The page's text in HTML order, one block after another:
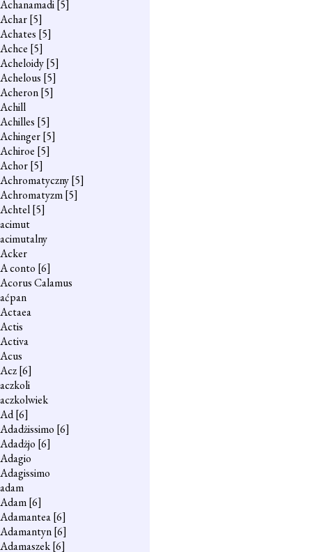
Achanamadi[5]
Achar[5]
Achates [5]
Achce [5]
Acheloidy[5]
Achelous [5]
Acheron[5]
Achill
Achilles [5]
Achinger[5]
Achiroe [5]
Achor[5]
Achromatyczny[5]
Achromatyzm[5]
Achtel[5]
acimut
acimutalny
Acker
A conto [6]
Acorus Calamus
aćpan
Actaea
Actis
Activa
Acus
Acz[6]
aczkoli
aczkolwiek
Ad[6]
Adadżissimo [6]
Adadżjo [6]
Adagio
Adagissimo
adam
Adam[6]
Adamantea[6]
Adamantyn[6]
Adamaszek[6]